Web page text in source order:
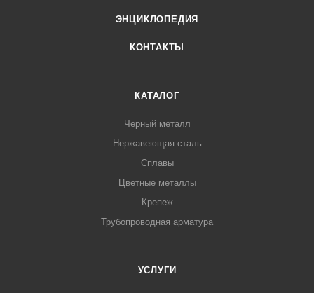
ЭНЦИКЛОПЕДИЯ
КОНТАКТЫ
КАТАЛОГ
Черный металл
Нержавеющая сталь
Сплавы
Цветные металлы
Крепеж
Трубопроводная арматура
УСЛУГИ